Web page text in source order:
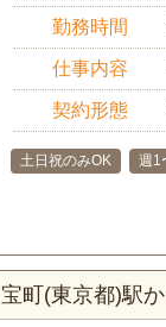
勤務時間
仕事内容
契約形態
土日祝のみOK 週1
宝町(東京都)駅